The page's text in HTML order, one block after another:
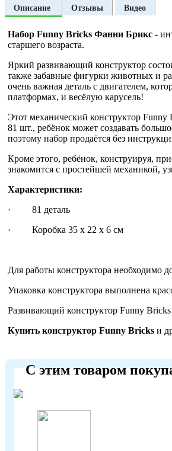
Описание Отзывы Видео
Набор Funny Bricks Фанни Брикс -
старшего возраста.
Яркий развивающий конструктор
также забавные фигурки животных и
очень важная деталь с двигателем,
платформах, и весёлую карусель!
Этот механический конструктор
81 шт., ребёнок может создавать
поэтому набор продаётся без
Кроме этого, ребёнок, конструируя,
знакомится с простейшей механикой,
Характеристики:
· 81 деталь
· Коробка 35 х 22 х 6 см
Для работы конструктора необходимо
Упаковка конструктора выполнена
Развивающий конструктор Funny
Купить конструктор Funny Bricks и
С этим товаром